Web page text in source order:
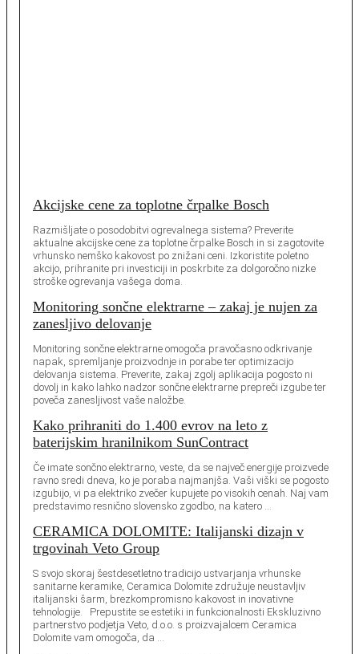
Akcijske cene za toplotne črpalke Bosch
Razmišljate o posodobitvi ogrevalnega sistema? Preverite
aktualne akcijske cene za toplotne črpalke Bosch in si zagotovite
vrhunsko nemško kakovost po znižani ceni. Izkoristite poletno
akcijo, prihranite pri investiciji in poskrbite za dolgoročno nizke
stroške ogrevanja vašega doma.
Monitoring sončne elektrarne – zakaj je nujen za
zanesljivo delovanje
Monitoring sončne elektrarne omogoča pravočasno odkrivanje
napak, spremljanje proizvodnje in porabe ter optimizacijo
delovanja sistema. Preverite, zakaj zgolj aplikacija pogosto ni
dovolj in kako lahko nadzor sončne elektrarne prepreči izgube ter
poveča zanesljivost vaše naložbe.
Kako prihraniti do 1.400 evrov na leto z
baterijskim hranilnikom SunContract
Če imate sončno elektrarno, veste, da se največ energije proizvede
ravno sredi dneva, ko je poraba najmanjša. Vaši viški se pogosto
izgubijo, vi pa elektriko zvečer kupujete po visokih cenah. Naj vam
predstavimo resnično slovensko zgodbo, na katero …
CERAMICA DOLOMITE: Italijanski dizajn v
trgovinah Veto Group
S svojo skoraj šestdesetletno tradicijo ustvarjanja vrhunske
sanitarne keramike, Ceramica Dolomite združuje neustavljiv
italijanski šarm, brezkompromisno kakovost in inovativne
tehnologije. Prepustite se estetiki in funkcionalnosti Ekskluzivno
partnerstvo podjetja Veto, d.o.o. s proizvajalcem Ceramica
Dolomite vam omogoča, da …